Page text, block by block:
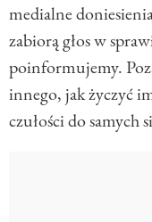
medialne
zabiorą głos w
poinformujemy.
innego, jak życzyć
czułości do samych